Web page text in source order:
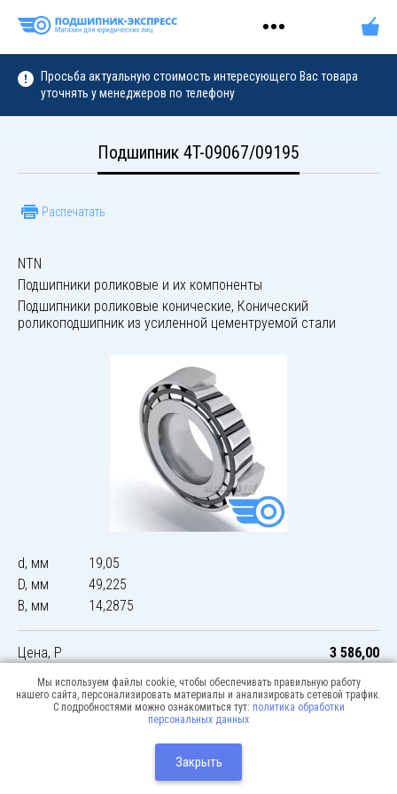
Просьба актуальную стоимость интересующего Вас товара
уточнять у менеджеров по телефону
Подшипник 4T-09067/09195
Распечатать
NTN
Подшипники роликовые и их компоненты
Подшипники роликовые конические, Конический
роликоподшипник из усиленной цементруемой стали
d, мм
19,05
D, мм
49,225
B, мм
14,2875
Цена, Р 3 586,00
Мы используем файлы cookie, чтобы обеспечивать правильную работу
нашего сайта, персонализировать материалы и анализировать сетевой трафик.
С подробностями можно ознакомиться тут: политика обработки
персональных данных
Закрыть